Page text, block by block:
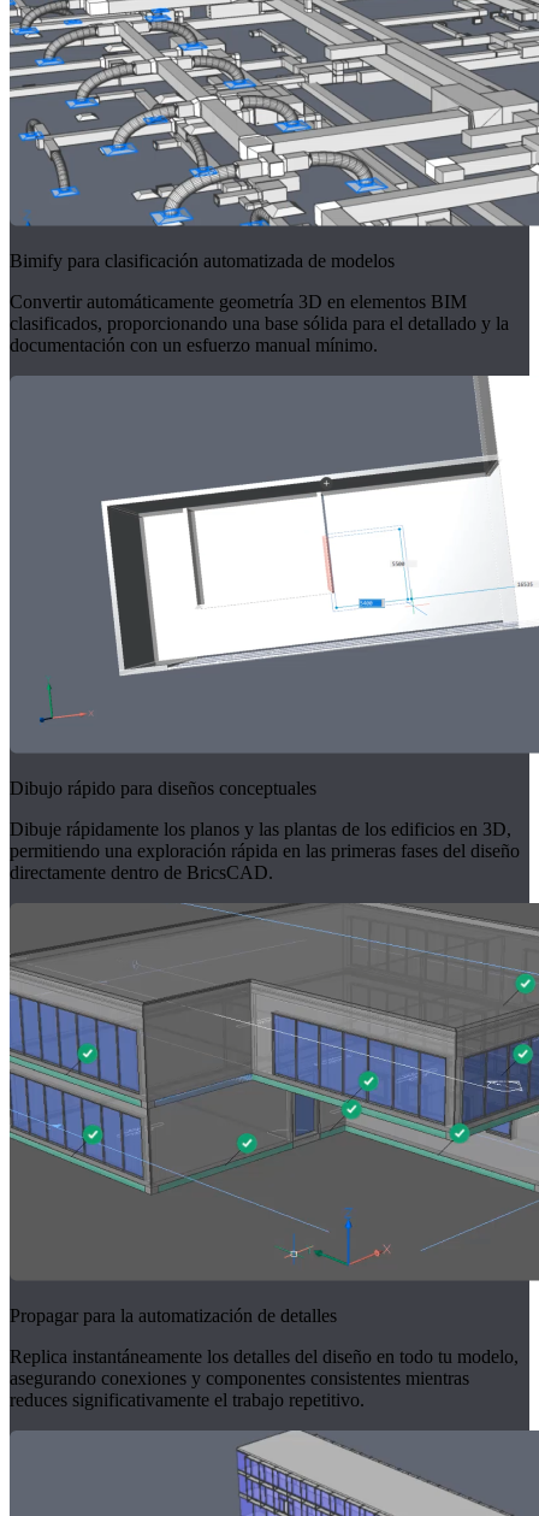
Bimify para clasificación automatizada de modelos
Convertir automáticamente geometría 3D en elementos BIM
clasificados, proporcionando una base sólida para el detallado y la
documentación con un esfuerzo manual mínimo.
Dibujo rápido para diseños conceptuales
Dibuje rápidamente los planos y las plantas de los edificios en 3D,
permitiendo una exploración rápida en las primeras fases del diseño
directamente dentro de BricsCAD.
Propagar para la automatización de detalles
Replica instantáneamente los detalles del diseño en todo tu modelo,
asegurando conexiones y componentes consistentes mientras
reduces significativamente el trabajo repetitivo.